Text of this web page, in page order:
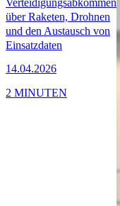
Verteidigungsabkommen
über Raketen, Drohnen
und den Austausch von
Einsatzdaten
14.04.2026
2 MINUTEN